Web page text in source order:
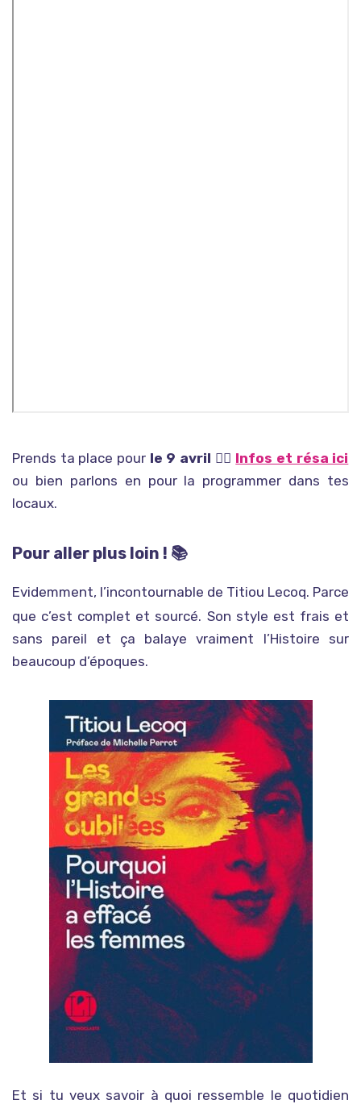
Prends ta place pour le 9 avril 👉🏾 Infos et résa ici
ou bien parlons en pour la programmer dans tes
locaux.
Pour aller plus loin ! 📚
Evidemment, l’incontournable de Titiou Lecoq. Parce
que c’est complet et sourcé. Son style est frais et
sans pareil et ça balaye vraiment l’Histoire sur
beaucoup d’époques.
Et si tu veux savoir à quoi ressemble le quotidien